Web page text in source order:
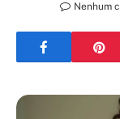
Nenhum